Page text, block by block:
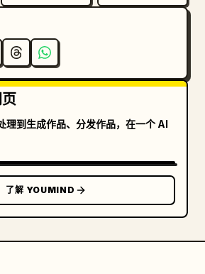
理到生成作品、分发作品，在一个 AI
了解 YOUMIND